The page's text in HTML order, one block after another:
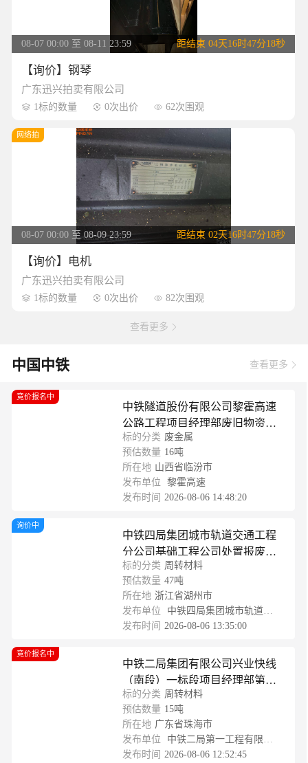
08-07 00:00 至 08-11 23:59 距结束 04天16时47分17秒
【询价】钢琴
广东迅兴拍卖有限公司
 1标的数量  0次出价  62次围观
网络拍
08-07 00:00 至 08-09 23:59 距结束 02天16时47分17秒
【询价】电机
广东迅兴拍卖有限公司
 1标的数量  0次出价  82次围观
查看更多 
中国中铁 查看更多 
竞价报名中
中铁隧道股份有限公司黎霍高速
公路工程项目经理部废旧物资处
置
标的分类 废金属
预估数量 16吨
所在地 山西省临汾市
发布单位
黎霍高速
发布时间 2026-08-06 14:48:20
询价中
中铁四局集团城市轨道交通工程
分公司基础工程公司处置报废一
批钢支撑
标的分类 周转材料
预估数量 47吨
所在地 浙江省湖州市
发布单位
中铁四局集团城市轨道交通工程分公司基础工程公司
发布时间 2026-08-06 13:35:00
竞价报名中
中铁二局集团有限公司兴业快线
（南段）一标段项目经理部第十
三批废旧物资竞价须知
标的分类 周转材料
预估数量 15吨
所在地 广东省珠海市
发布单位
中铁二局第一工程有限公司
发布时间 2026-08-06 12:52:45